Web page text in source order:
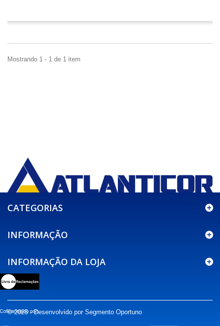
Mostrando 1 - 1 de 1 item
CATEGORIAS
INFORMAÇÃO
© 2026 - Desenvolvido por Segmento Oportuno
INFORMAÇÃO DA LOJA